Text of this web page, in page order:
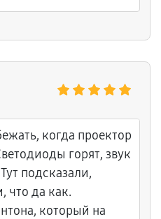
когда проектор
горят, звук
подсказали,
что да как.
который на